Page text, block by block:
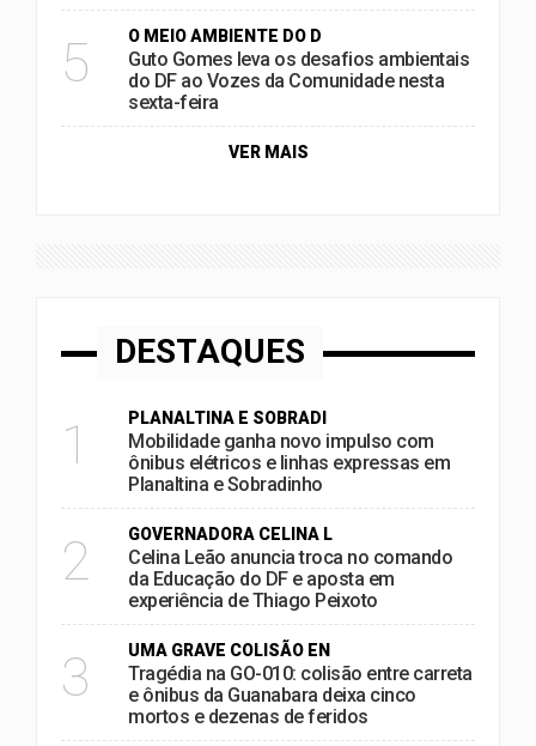
5 O MEIO AMBIENTE DO D
Guto Gomes leva os desafios ambientais
do DF ao Vozes da Comunidade nesta
sexta-feira
VER MAIS
DESTAQUES
1 PLANALTINA E SOBRADI
Mobilidade ganha novo impulso com
ônibus elétricos e linhas expressas em
Planaltina e Sobradinho
2 GOVERNADORA CELINA L
Celina Leão anuncia troca no comando
da Educação do DF e aposta em
experiência de Thiago Peixoto
3 UMA GRAVE COLISÃO EN
Tragédia na GO-010: colisão entre carreta
e ônibus da Guanabara deixa cinco
mortos e dezenas de feridos